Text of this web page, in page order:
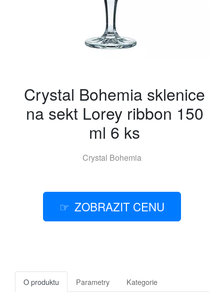
Crystal Bohemia sklenice
na sekt Lorey ribbon 150
ml 6 ks
Crystal Bohemia
ZOBRAZIT CENU
O produktu Parametry Kategorie